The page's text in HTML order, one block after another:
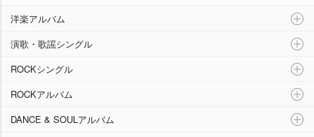
洋楽アルバム
演歌・歌謡シングル
ROCKシングル
ROCKアルバム
DANCE & SOULアルバム